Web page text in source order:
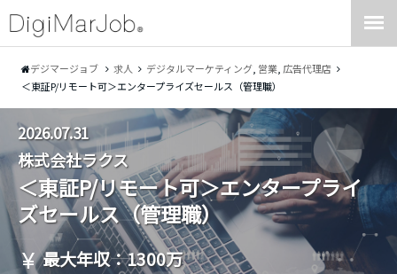
デジマージョブ 求人 デジタルマーケティング 営業 広告代理店
＜東証P/リモート可＞エンタープライズセールス（管理職）
2026.07.31
株式会社ラクス
＜東証P/リモート可＞エンタープライ
ズセールス（管理職）
最大年収：1300万